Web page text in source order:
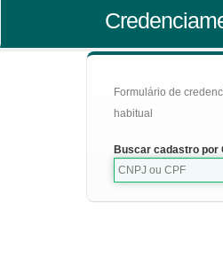
Formulário de
habitual
Buscar cadastro por